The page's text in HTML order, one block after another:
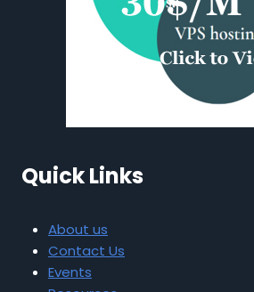
Quick Links
About us
Contact Us
Events